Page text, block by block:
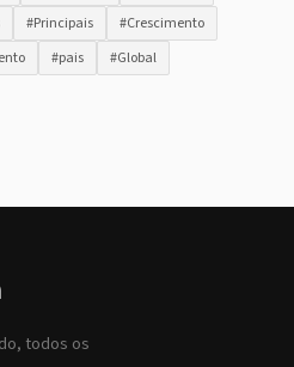
#Principais
#Crescimento
#pais #Global
todos os